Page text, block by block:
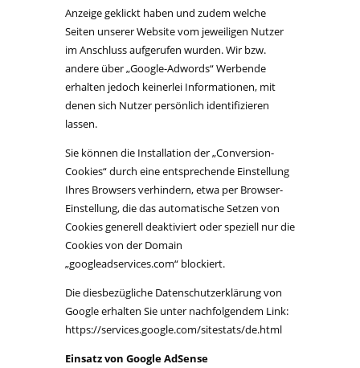
Anzeige geklickt haben und zudem welche
Seiten unserer Website vom jeweiligen Nutzer
im Anschluss aufgerufen wurden. Wir bzw.
andere über „Google-Adwords“ Werbende
erhalten jedoch keinerlei Informationen, mit
denen sich Nutzer persönlich identifizieren
lassen.
Sie können die Installation der „Conversion-
Cookies“ durch eine entsprechende Einstellung
Ihres Browsers verhindern, etwa per Browser-
Einstellung, die das automatische Setzen von
Cookies generell deaktiviert oder speziell nur die
Cookies von der Domain
„googleadservices.com“ blockiert.
Die diesbezügliche Datenschutzerklärung von
Google erhalten Sie unter nachfolgendem Link:
https://services.google.com/sitestats/de.html
Einsatz von Google AdSense